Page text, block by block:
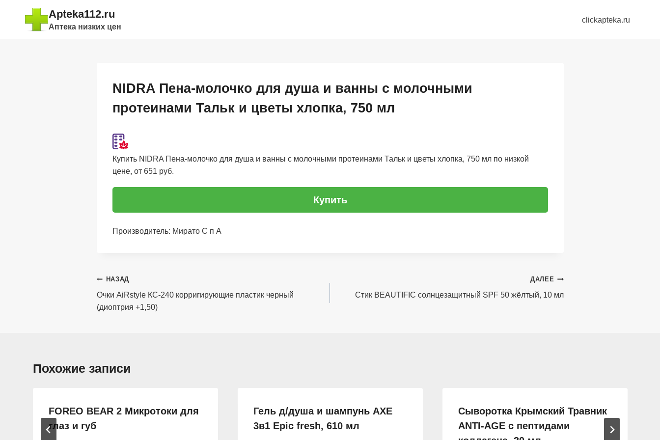
содержимому
Apteka112.ru
Аптека низких цен
clickapteka.ru
NIDRA Пена-молочко для душа и ванны с молочными
протеинами Тальк и цветы хлопка, 750 мл
Купить NIDRA Пена-молочко для душа и ванны с молочными протеинами Тальк и цветы хлопка, 750 мл по низкой
цене, от 651 руб.
Купить
Производитель: Мирато С п А
Навигация
по
записям
НАЗАД
Очки AiRstyle КС-240 корригирующие пластик черный
(диоптрия +1,50)
ДАЛЕЕ
Стик BEAUTIFIC солнцезащитный SPF 50 жёлтый, 10 мл
Похожие записи
FOREO BEAR 2 Микротоки для
глаз и губ
Гель д/душа и шампунь AXE
3в1 Epic fresh, 610 мл
Сыворотка Крымский Травник
ANTI-AGE с пептидами